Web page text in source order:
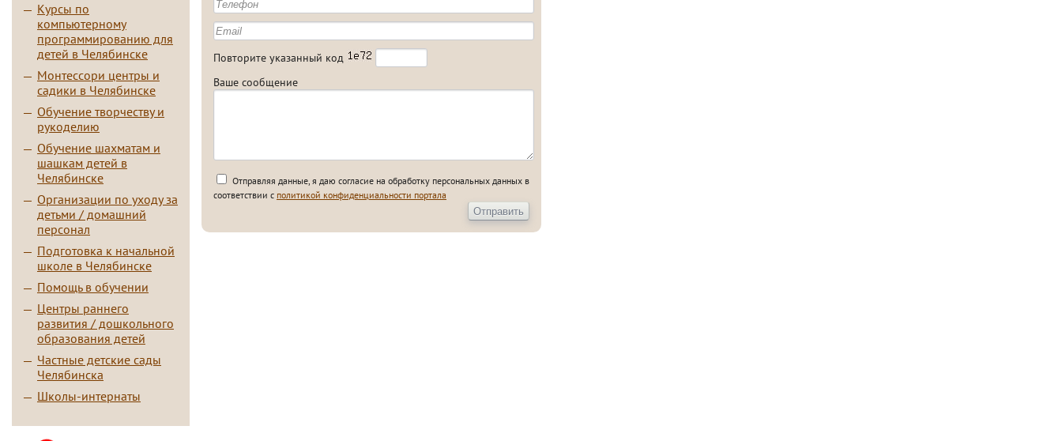
Курсы по
компьютерному
программированию для
детей в Челябинске
Монтессори центры и
садики в Челябинске
Обучение творчеству и
рукоделию
Обучение шахматам и
шашкам детей в
Челябинске
Организации по уходу за
детьми / домашний
персонал
Подготовка к начальной
школе в Челябинске
Помощь в обучении
Центры раннего
развития / дошкольного
образования детей
Частные детские сады
Челябинска
Школы-интернаты
Повторите указанный код
Ваше сообщение
Отправляя данные, я даю согласие на обработку персональных данных в
соответствии с политикой конфиденциальности портала